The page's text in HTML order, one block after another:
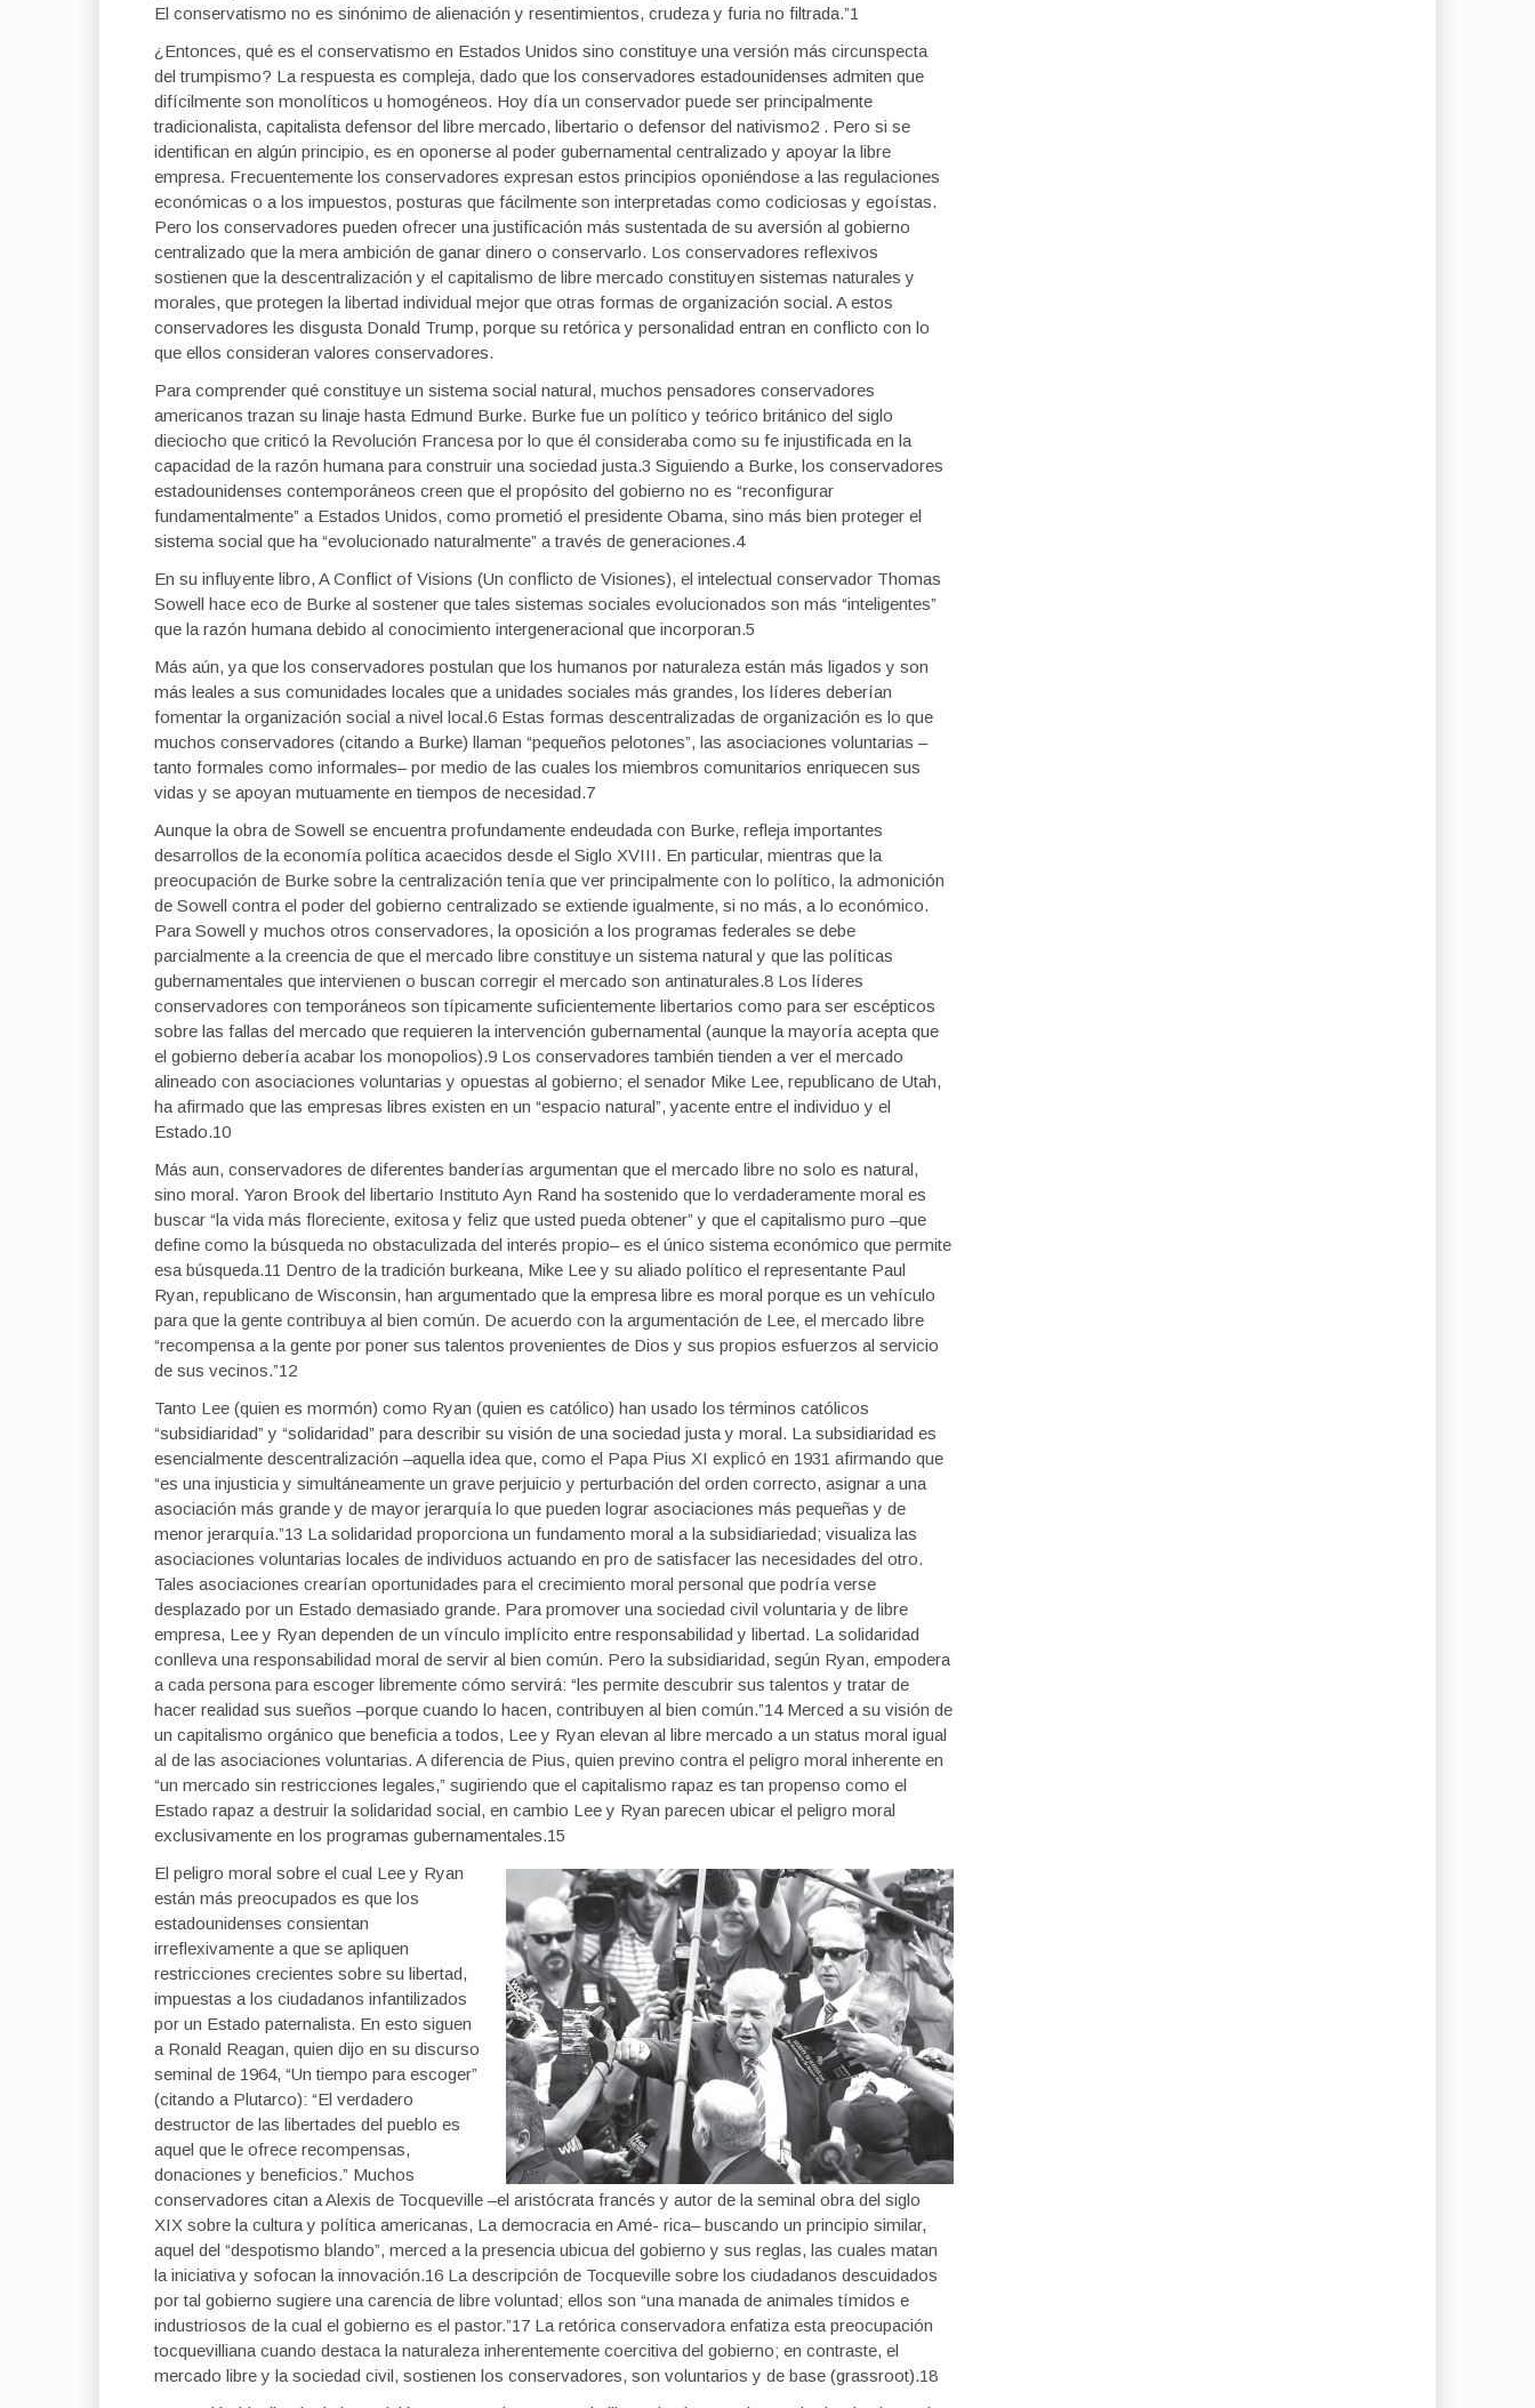
El conservatismo no es sinónimo de alienación y resentimientos, crudeza y furia no filtrada.”1
¿Entonces, qué es el conservatismo en Estados Unidos sino constituye una versión más circunspecta
del trumpismo? La respuesta es compleja, dado que los conservadores estadounidenses admiten que
difícilmente son monolíticos u homogéneos. Hoy día un conservador puede ser principalmente
tradicionalista, capitalista defensor del libre mercado, libertario o defensor del nativismo2 . Pero si se
identifican en algún principio, es en oponerse al poder gubernamental centralizado y apoyar la libre
empresa. Frecuentemente los conservadores expresan estos principios oponiéndose a las regulaciones
económicas o a los impuestos, posturas que fácilmente son interpretadas como codiciosas y egoístas.
Pero los conservadores pueden ofrecer una justificación más sustentada de su aversión al gobierno
centralizado que la mera ambición de ganar dinero o conservarlo. Los conservadores reflexivos
sostienen que la descentralización y el capitalismo de libre mercado constituyen sistemas naturales y
morales, que protegen la libertad individual mejor que otras formas de organización social. A estos
conservadores les disgusta Donald Trump, porque su retórica y personalidad entran en conflicto con lo
que ellos consideran valores conservadores.
Para comprender qué constituye un sistema social natural, muchos pensadores conservadores
americanos trazan su linaje hasta Edmund Burke. Burke fue un político y teórico británico del siglo
dieciocho que criticó la Revolución Francesa por lo que él consideraba como su fe injustificada en la
capacidad de la razón humana para construir una sociedad justa.3 Siguiendo a Burke, los conservadores
estadounidenses contemporáneos creen que el propósito del gobierno no es “reconfigurar
fundamentalmente” a Estados Unidos, como prometió el presidente Obama, sino más bien proteger el
sistema social que ha “evolucionado naturalmente” a través de generaciones.4
En su influyente libro, A Conflict of Visions (Un conflicto de Visiones), el intelectual conservador Thomas
Sowell hace eco de Burke al sostener que tales sistemas sociales evolucionados son más “inteligentes”
que la razón humana debido al conocimiento intergeneracional que incorporan.5
Más aún, ya que los conservadores postulan que los humanos por naturaleza están más ligados y son
más leales a sus comunidades locales que a unidades sociales más grandes, los líderes deberían
fomentar la organización social a nivel local.6 Estas formas descentralizadas de organización es lo que
muchos conservadores (citando a Burke) llaman “pequeños pelotones”, las asociaciones voluntarias –
tanto formales como informales– por medio de las cuales los miembros comunitarios enriquecen sus
vidas y se apoyan mutuamente en tiempos de necesidad.7
Aunque la obra de Sowell se encuentra profundamente endeudada con Burke, refleja importantes
desarrollos de la economía política acaecidos desde el Siglo XVIII. En particular, mientras que la
preocupación de Burke sobre la centralización tenía que ver principalmente con lo político, la admonición
de Sowell contra el poder del gobierno centralizado se extiende igualmente, si no más, a lo económico.
Para Sowell y muchos otros conservadores, la oposición a los programas federales se debe
parcialmente a la creencia de que el mercado libre constituye un sistema natural y que las políticas
gubernamentales que intervienen o buscan corregir el mercado son antinaturales.8 Los líderes
conservadores con temporáneos son típicamente suficientemente libertarios como para ser escépticos
sobre las fallas del mercado que requieren la intervención gubernamental (aunque la mayoría acepta que
el gobierno debería acabar los monopolios).9 Los conservadores también tienden a ver el mercado
alineado con asociaciones voluntarias y opuestas al gobierno; el senador Mike Lee, republicano de Utah,
ha afirmado que las empresas libres existen en un “espacio natural”, yacente entre el individuo y el
Estado.10
Más aun, conservadores de diferentes banderías argumentan que el mercado libre no solo es natural,
sino moral. Yaron Brook del libertario Instituto Ayn Rand ha sostenido que lo verdaderamente moral es
buscar “la vida más floreciente, exitosa y feliz que usted pueda obtener” y que el capitalismo puro –que
define como la búsqueda no obstaculizada del interés propio– es el único sistema económico que permite
esa búsqueda.11 Dentro de la tradición burkeana, Mike Lee y su aliado político el representante Paul
Ryan, republicano de Wisconsin, han argumentado que la empresa libre es moral porque es un vehículo
para que la gente contribuya al bien común. De acuerdo con la argumentación de Lee, el mercado libre
“recompensa a la gente por poner sus talentos provenientes de Dios y sus propios esfuerzos al servicio
de sus vecinos.”12
Tanto Lee (quien es mormón) como Ryan (quien es católico) han usado los términos católicos
“subsidiaridad” y “solidaridad” para describir su visión de una sociedad justa y moral. La subsidiaridad es
esencialmente descentralización –aquella idea que, como el Papa Pius XI explicó en 1931 afirmando que
“es una injusticia y simultáneamente un grave perjuicio y perturbación del orden correcto, asignar a una
asociación más grande y de mayor jerarquía lo que pueden lograr asociaciones más pequeñas y de
menor jerarquía.”13 La solidaridad proporciona un fundamento moral a la subsidiariedad; visualiza las
asociaciones voluntarias locales de individuos actuando en pro de satisfacer las necesidades del otro.
Tales asociaciones crearían oportunidades para el crecimiento moral personal que podría verse
desplazado por un Estado demasiado grande. Para promover una sociedad civil voluntaria y de libre
empresa, Lee y Ryan dependen de un vínculo implícito entre responsabilidad y libertad. La solidaridad
conlleva una responsabilidad moral de servir al bien común. Pero la subsidiaridad, según Ryan, empodera
a cada persona para escoger libremente cómo servirá: “les permite descubrir sus talentos y tratar de
hacer realidad sus sueños –porque cuando lo hacen, contribuyen al bien común.”14 Merced a su visión de
un capitalismo orgánico que beneficia a todos, Lee y Ryan elevan al libre mercado a un status moral igual
al de las asociaciones voluntarias. A diferencia de Pius, quien previno contra el peligro moral inherente en
“un mercado sin restricciones legales,” sugiriendo que el capitalismo rapaz es tan propenso como el
Estado rapaz a destruir la solidaridad social, en cambio Lee y Ryan parecen ubicar el peligro moral
exclusivamente en los programas gubernamentales.15
El peligro moral sobre el cual Lee y Ryan
están más preocupados es que los
estadounidenses consientan
irreflexivamente a que se apliquen
restricciones crecientes sobre su libertad,
impuestas a los ciudadanos infantilizados
por un Estado paternalista. En esto siguen
a Ronald Reagan, quien dijo en su discurso
seminal de 1964, “Un tiempo para escoger”
(citando a Plutarco): “El verdadero
destructor de las libertades del pueblo es
aquel que le ofrece recompensas,
donaciones y beneficios.” Muchos
conservadores citan a Alexis de Tocqueville –el aristócrata francés y autor de la seminal obra del siglo
XIX sobre la cultura y política americanas, La democracia en Amé- rica– buscando un principio similar,
aquel del “despotismo blando”, merced a la presencia ubicua del gobierno y sus reglas, las cuales matan
la iniciativa y sofocan la innovación.16 La descripción de Tocqueville sobre los ciudadanos descuidados
por tal gobierno sugiere una carencia de libre voluntad; ellos son “una manada de animales tímidos e
industriosos de la cual el gobierno es el pastor.”17 La retórica conservadora enfatiza esta preocupación
tocquevilliana cuando destaca la naturaleza inherentemente coercitiva del gobierno; en contraste, el
mercado libre y la sociedad civil, sostienen los conservadores, son voluntarios y de base (grassroot).18